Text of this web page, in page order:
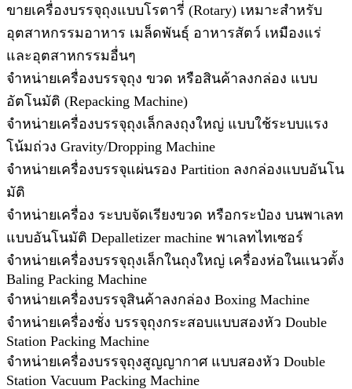
ขายเครื่องบรรจุถุงแบบโรตารี่ (Rotary) เหมาะสำหรับ
อุตสาหกรรมอาหาร เมล็ดพันธุ์ อาหารสัตว์ เหมืองแร่
และอุตสาหกรรมอื่นๆ
จำหน่ายเครื่องบรรจุถุง ขวด หรือสินค้าลงกล่อง แบบ
อัตโนมัติ (Repacking Machine)
จำหน่ายเครื่องบรรจุถุงเล็กลงถุงใหญ่ แบบใช้ระบบแรง
โน้มถ่วง Gravity/Dropping Machine
จำหน่ายเครื่องบรรจุแผ่นรอง Partition ลงกล่องแบบอันโน
มัติ
จำหน่ายเครื่อง ระบบจัดเรียงขวด หรือกระป๋อง บนพาเลท
แบบอันโนมัติ Depalletizer machine พาเลทไทเซอร์
จำหน่ายเครื่องบรรจุถุงเล็กในถุงใหญ่ เครื่องห่อในแนวตั้ง
Baling Packing Machine
จำหน่ายเครื่องบรรจุสินค้าลงกล่อง Boxing Machine
จำหน่ายเครื่องชั่ง บรรจุถุงกระสอบแบบสองหัว Double
Station Packing Machine
จำหน่ายเครื่องบรรจุถุงสูญญากาศ แบบสองหัว Double
Station Vacuum Packing Machine